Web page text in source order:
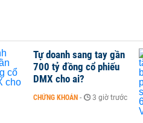
Tự doanh sang tay gần
700 tỷ đồng cổ phiếu
DMX cho ai?
CHỨNG KHOÁN - 3 giờ trước